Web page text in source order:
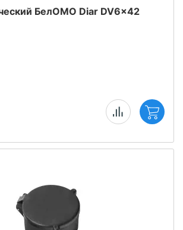
БелОМО Diar DV6x42